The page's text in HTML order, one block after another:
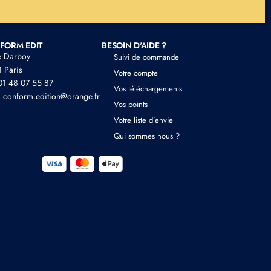
EDIT
Darboy
Paris
48 07 55 87
conform.edition@orange.fr
BESOIN D'AIDE ?
Suivi de commande
Votre compte
Vos téléchargements
Vos points
Votre liste d’envie
Qui sommes nous ?